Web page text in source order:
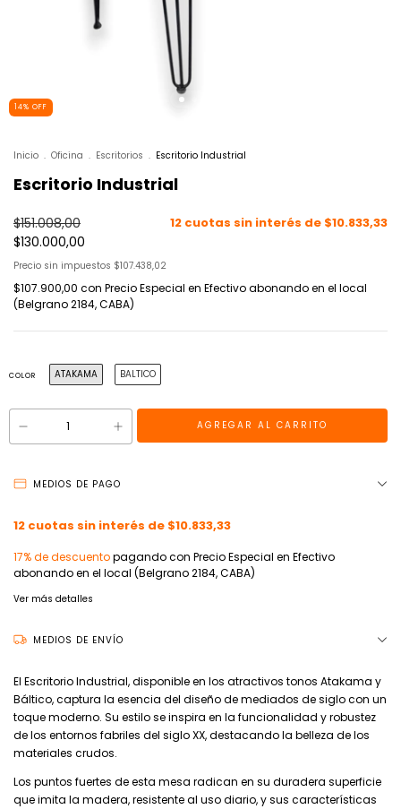
14% OFF
Inicio . Oficina . Escritorios . Escritorio Industrial
Escritorio Industrial
$151.008,00
$130.000,00
12 cuotas sin interés de $10.833,33
Precio sin impuestos $107.438,02
$107.900,00 con Precio Especial en Efectivo abonando en el local
(Belgrano 2184, CABA)
COLOR ATAKAMA BALTICO
MEDIOS DE PAGO
12 cuotas sin interés de $10.833,33
17% de descuentopagando con Precio Especial en Efectivo
abonando en el local (Belgrano 2184, CABA)
Ver más detalles
MEDIOS DE ENVÍO
El Escritorio Industrial, disponible en los atractivos tonos Atakama y
Báltico, captura la esencia del diseño de mediados de siglo con un
toque moderno. Su estilo se inspira en la funcionalidad y robustez
de los entornos fabriles del siglo XX, destacando la belleza de los
materiales crudos.
Los puntos fuertes de esta mesa radican en su duradera superficie
que imita la madera, resistente al uso diario, y sus características